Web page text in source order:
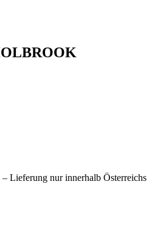
– Lieferung nur innerhalb Österreichs